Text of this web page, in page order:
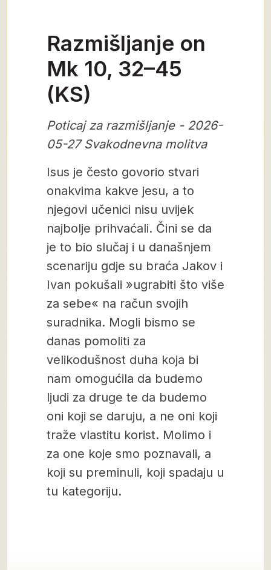
Razmišljanje on
Mk 10, 32–45
(KS)
Poticaj za razmišljanje - 2026-
05-27 Svakodnevna molitva
Isus je često govorio stvari
onakvima kakve jesu, a to
njegovi učenici nisu uvijek
najbolje prihvaćali. Čini se da
je to bio slučaj i u današnjem
scenariju gdje su braća Jakov i
Ivan pokušali »ugrabiti što više
za sebe« na račun svojih
suradnika. Mogli bismo se
danas pomoliti za
velikodušnost duha koja bi
nam omogućila da budemo
ljudi za druge te da budemo
oni koji se daruju, a ne oni koji
traže vlastitu korist. Molimo i
za one koje smo poznavali, a
koji su preminuli, koji spadaju u
tu kategoriju.